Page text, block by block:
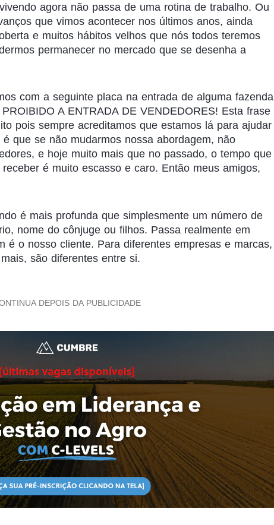
agora não passa de uma rotina de trabalho. Ou
que vimos acontecer nos últimos anos, ainda
e muitos hábitos velhos que nós todos teremos
permanecer no mercado que se desenha a
com a seguinte placa na entrada de alguma fazenda
A ENTRADA DE VENDEDORES! Esta frase
pois sempre acreditamos que estamos lá para ajudar
que se não mudarmos nossa abordagem, não
e hoje muito mais que no passado, o tempo que
é muito escasso e caro. Então meus amigos,
é mais profunda que simplesmente um número de
nome do cônjuge ou filhos. Passa realmente em
é o nosso cliente. Para diferentes empresas e marcas,
são diferentes entre si.
DEPOIS DA PUBLICIDADE